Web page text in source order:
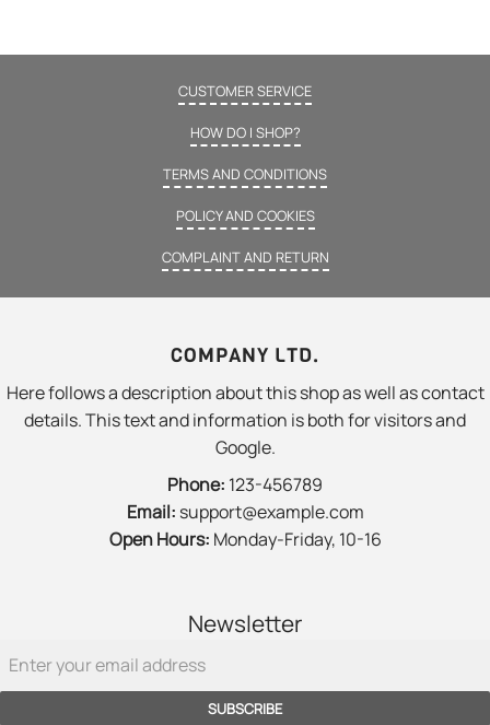
CUSTOMER SERVICE
HOW DO I SHOP?
TERMS AND CONDITIONS
POLICY AND COOKIES
COMPLAINT AND RETURN
COMPANY LTD.
Here follows a description about this shop as well as contact
details. This text and information is both for visitors and
Google.
Phone: 123-456789
Email: support@example.com
Open Hours: Monday-Friday, 10-16
Newsletter
SUBSCRIBE